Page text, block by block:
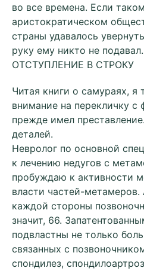
во все времена. Если
аристократическом
страны удавалось
руку ему никто не
ОТСТУПЛЕНИЕ В СТРОКУ
Читая книги о самураях,
внимание на перекличку
прежде имел
деталей.
Невролог по основной
к лечению недугов с
пробуждаю к активности
власти частей-метамеров.
каждой стороны
значит, 66.
подвластны не только
связанных с
спондилез,